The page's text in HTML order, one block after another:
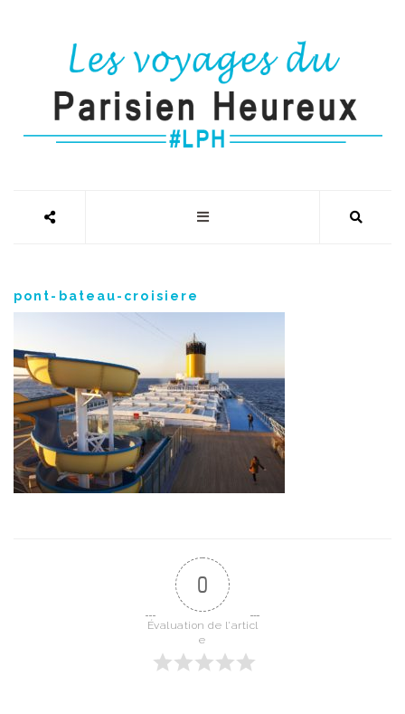
pont-bateau-croisiere
0
Évaluation de l'articl
e